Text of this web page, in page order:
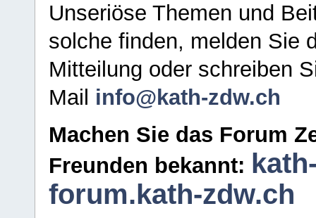
Unseriöse Themen und
solche finden, melden Sie
Mitteilung oder schreiben
Mail info@kath-zdw.ch
Machen Sie das Forum
Freunden bekannt:
forum.kath-zdw.ch